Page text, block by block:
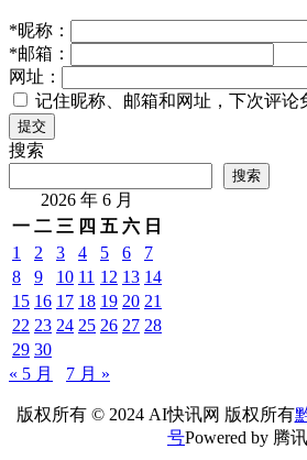
*昵称：
*邮箱：
网址：
记住昵称、邮箱和网址，下次评论
提交
搜索
搜索
2026 年 6 月
一 二 三 四 五 六 日
1
2 3 4 5 6
7
8
9 10 11 12 13 14
15 16 17 18 19 20 21
22 23 24 25 26 27 28
29 30
« 5 月
7 月 »
版权所有 © 2024 AI快讯网 版权所有
号Powered by 腾